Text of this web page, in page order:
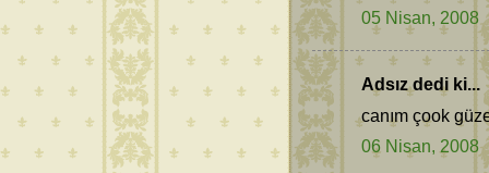
05 Nisan, 2008
Adsız dedi ki...
canım çook
06 Nisan, 2008